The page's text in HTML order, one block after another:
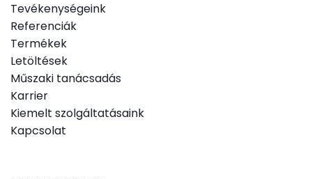
Tevékenységeink
Referenciák
Termékek
Letöltések
Műszaki tanácsadás
Karrier
Kiemelt szolgáltatásaink
Kapcsolat